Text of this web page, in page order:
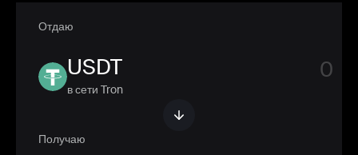
Отдаю
USDT
в сети Tron
Получаю